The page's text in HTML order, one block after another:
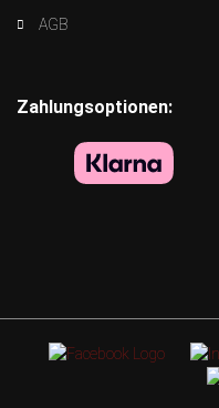
AGB
Zahlungsoptionen: